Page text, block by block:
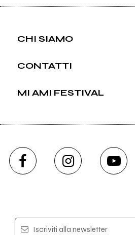
CHI SIAMO
CONTATTI
MI AMI FESTIVAL
Iscriviti alla newsletter